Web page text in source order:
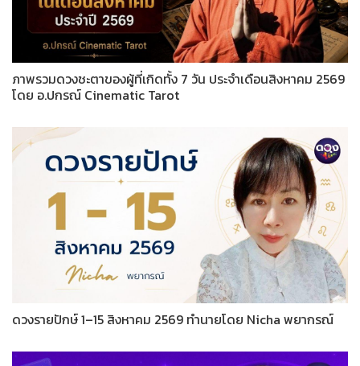
ภาพรวมดวงชะตาของผู้ที่เกิดทั้ง 7 วัน ประจำเดือนสิงหาคม 2569
โดย อ.ปกรณ์ Cinematic Tarot
ดวงรายปักษ์ 1–15 สิงหาคม 2569 ทำนายโดย Nicha พยากรณ์